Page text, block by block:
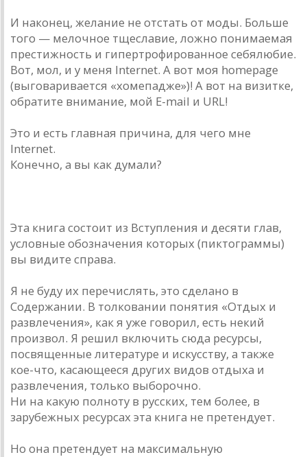
И наконец, желание не отстать от моды. Больше
того — мелочное тщеславие, ложно понимаемая
престижность и гипертрофированное себялюбие.
Вот, мол, и у меня Internet. А вот моя homepage
(выговаривается «хомепадже»)! А вот на визитке,
обратите внимание, мой E-mail и URL!
Это и есть главная причина, для чего мне
Internet.
Конечно, а вы как думали?
Эта книга состоит из Вступления и десяти глав,
условные обозначения которых (пиктограммы)
вы видите справа.
Я не буду их перечислять, это сделано в
Содержании. В толковании понятия «Отдых и
развлечения», как я уже говорил, есть некий
произвол. Я решил включить сюда ресурсы,
посвященные литературе и искусству, а также
кое-что, касающееся других видов отдыха и
развлечения, только выборочно.
Ни на какую полноту в русских, тем более, в
зарубежных ресурсах эта книга не претендует.
Но она претендует на максимальную